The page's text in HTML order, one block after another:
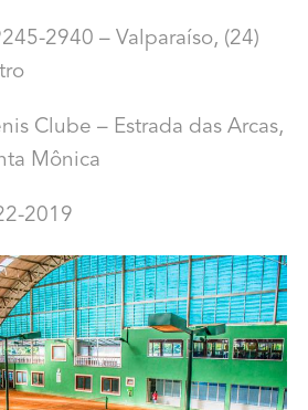
2940 – Valparaíso, (24)
Clube – Estrada das Arcas,
Mônica
2019